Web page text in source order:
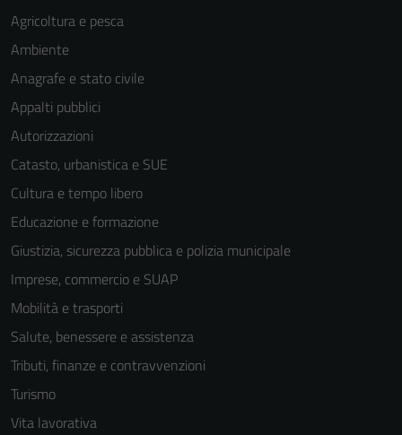
Agricoltura e pesca
Ambiente
Anagrafe e stato civile
Appalti pubblici
Autorizzazioni
Catasto, urbanistica e SUE
Cultura e tempo libero
Educazione e formazione
Giustizia, sicurezza pubblica e polizia municipale
Imprese, commercio e SUAP
Mobilità e trasporti
Salute, benessere e assistenza
Tributi, finanze e contravvenzioni
Turismo
Vita lavorativa